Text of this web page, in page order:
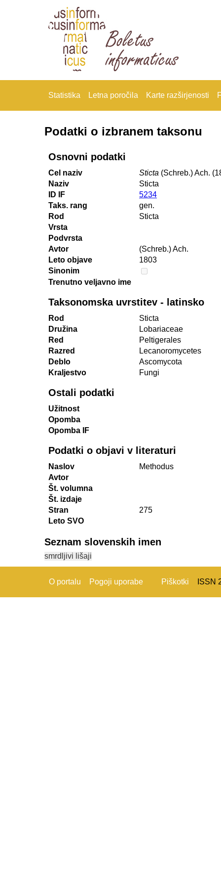
Statistika Letna poročila Karte razširjenosti
Podatki o izbranem taksonu
Osnovni podatki
Cel naziv Sticta (Schreb.) Ach.
Naziv
Sticta
ID IF
5234
Taks. rang
gen.
Rod
Sticta
Vrsta
Podvrsta
Avtor
(Schreb.) Ach.
Leto objave
1803
Sinonim
Trenutno veljavno ime
Taksonomska uvrstitev - latinsko
Rod
Sticta
Družina
Lobariaceae
Red
Peltigerales
Razred
Lecanoromycetes
Deblo
Ascomycota
Kraljestvo
Fungi
Ostali podatki
Užitnost
Opomba
Opomba IF
Podatki o objavi v literaturi
Naslov
Methodus
Avtor
Št. volumna
Št. izdaje
Stran
275
Leto SVO
Seznam slovenskih imen
smrdljivi lišaji
O portalu Pogoji uporabe Piškotki ISSN